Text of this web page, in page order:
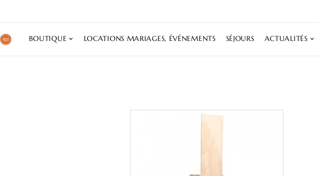
BOUTIQUE LOCATIONS MARIAGES, ÉVÉNEMENTS SÉJOURS ACTUALITÉS